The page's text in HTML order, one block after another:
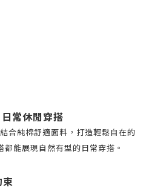
常休閒穿搭
合純棉舒適面料，打造輕鬆自在的
能展現自然有型的日常穿搭。